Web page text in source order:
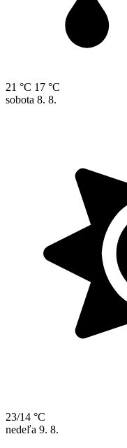
21 °C 17 °C
sobota 8. 8.
23/14 °C
nedeľa 9. 8.